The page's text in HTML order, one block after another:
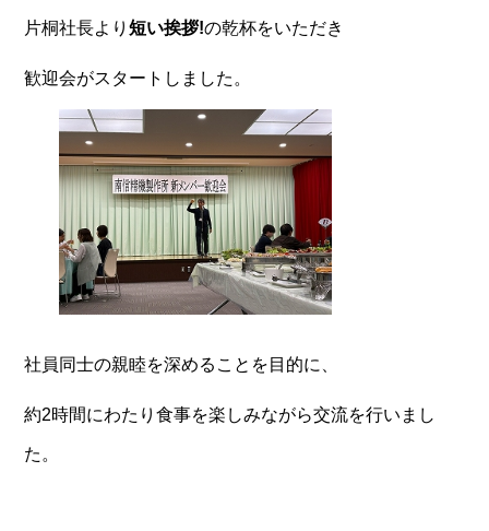
片桐社長より短い挨拶!の乾杯をいただき
歓迎会がスタートしました。
社員同士の親睦を深めることを目的に、
約2時間にわたり食事を楽しみながら交流を行いまし
た。